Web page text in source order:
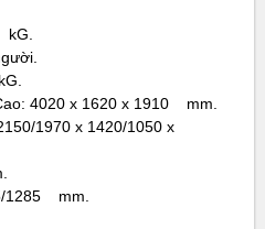
4020 x 1620 x 1910 mm.
1970 x 1420/1050 x
1285 mm.